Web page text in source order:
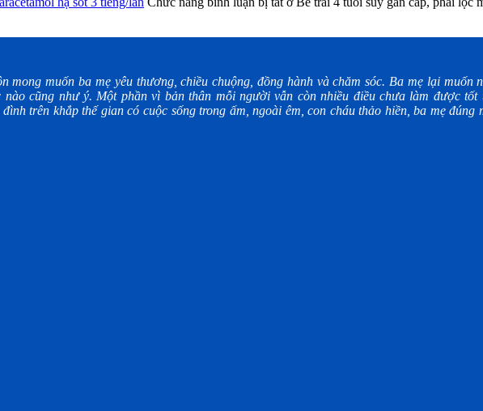
muốn ba mẹ yêu thương, chiều chuộng, đồng hành và chăm sóc. Ba mẹ lại muốn
cũng như ý. Một phần vì bản thân mỗi người vẫn còn nhiều điều chưa làm được
trên khắp thế gian có cuộc sống trong ấm, ngoài êm, con cháu thảo hiền, ba mẹ